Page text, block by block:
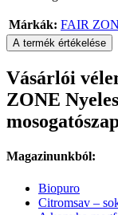
Márkák: FAIR
A termék értékelése
Vásárlói
ZONE
Magazinunkból:
Biopuro
Citromsav –